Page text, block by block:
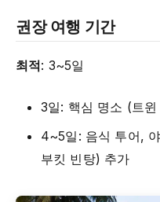
권장 여행 기간
최적: 3~5일
3일: 핵심 명소 (트
4~5일: 음식 투어,
부킷 빈탕) 추가